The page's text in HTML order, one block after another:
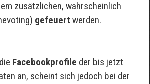
zusätzlichen, wahrscheinlich
gefeuert werden.
Facebookprofile der bis jetzt
an, scheint sich jedoch bei der